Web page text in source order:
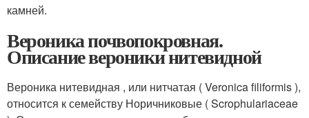
камней.
Вероника почвопокровная.
Описание вероники нитевидной
Вероника нитевидная , или нитчатая ( Veronica filiformis ),
относится к семейству Норичниковые ( Scrophulariaceae